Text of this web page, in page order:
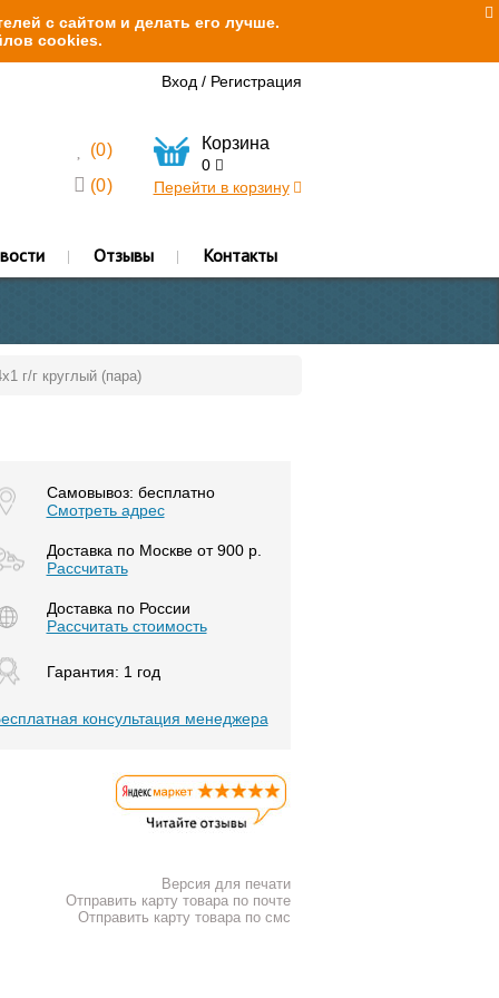
с сайтом и делать его лучше.
cookies.
Вход / Регистрация
(0)
(0)
Корзина
0
Перейти в корзину
Отзывы Контакты
г/г круглый (пара)
Самовывоз: бесплатно
Смотреть адрес
Доставка по Москве от 900 р.
Расcчитать
Доставка по России
Рассчитать стоимость
Гарантия: 1 год
консультация менеджера
Версия для печати
Отправить карту товара по почте
Отправить карту товара по смс